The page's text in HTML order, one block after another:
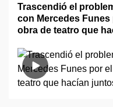
Trascendió el
con Mercedes
obra de teatro que